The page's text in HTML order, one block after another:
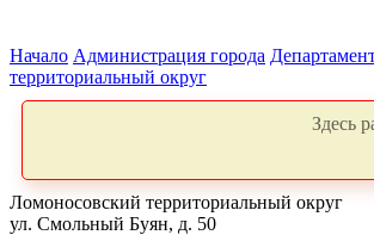
Начало Администрация города
территориальный округ
Здесь
Ломоносовский территориальный округ
ул. Смольный Буян, д. 50